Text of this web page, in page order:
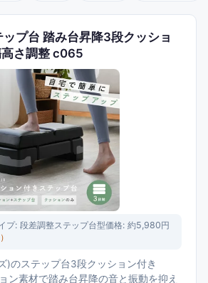
プ台 踏み台昇降3段クッショ
さ調整 c065
プ: 段差調整ステップ台型価格: 約5,980円
)のステップ台3段クッション付き
ン素材で踏み台昇降の音と振動を抑え